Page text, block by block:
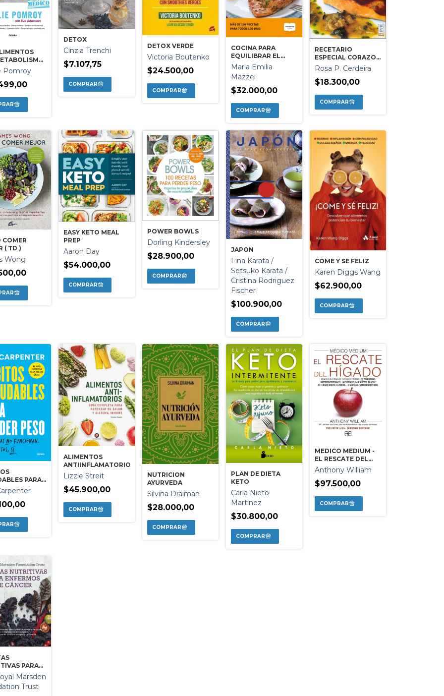
Pomroy
DETOX
Cinzia Trenchi
$7.107,75
DETOX VERDE
Victoria Boutenko
$24.500,00
COCINA PARA
EQUILIBRAR EL
COLESTEROL
Maria Emilia
Mazzei
$32.000,00
RECETARIO
ESPECIAL CORAZON
SANO
Rosa P. Cerdeira
$18.300,00
COMER
( TD )
Wong
EASY KETO MEAL
PREP
Aaron Day
$54.000,00
POWER BOWLS
Dorling Kindersley
$28.900,00
JAPON
Lina Karata /
Setsuko Karata /
Cristina Rodriguez
Fischer
$100.900,00
COME Y SE FELIZ
Karen Diggs Wang
$62.900,00
PARA
PESO
ALIMENTOS
ANTIINFLAMATORIOS
Lizzie Streit
$45.900,00
NUTRICION
AYURVEDA
Silvina Draiman
$28.000,00
PLAN DE DIETA
KETO
Carla Nieto
Martinez
$30.800,00
MEDICO MEDIUM -
EL RESCATE DEL
HIGADO
Anthony William
$97.500,00
PARA
DE
Marsden
Trust